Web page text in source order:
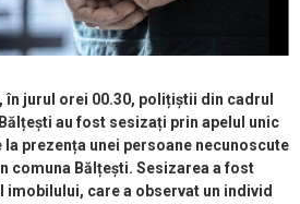
în jurul orei 00.30, polițiștii din cadrul
au fost sesizați prin apelul unic
prezența unei persoane necunoscute
comuna Bălțești. Sesizarea a fost
care a observat un individ